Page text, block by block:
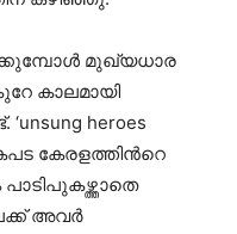
മുഖ്യധാര
കാലമായി
heroes
കപട കേരളത്തിൻറെ
അവർ